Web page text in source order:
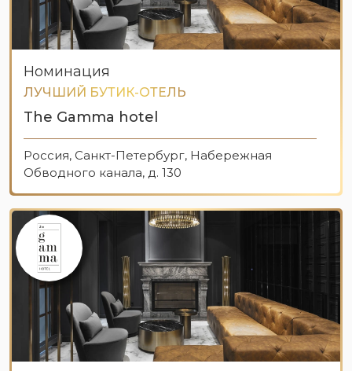
Номинация
ЛУЧШИЙ БУТИК-ОТЕЛЬ
The Gamma hotel
Россия, Санкт-Петербург, Набережная
Обводного канала, д. 130